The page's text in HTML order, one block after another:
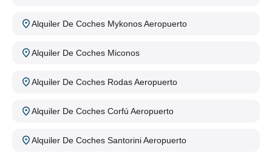
Alquiler De Coches Mykonos Aeropuerto
Alquiler De Coches Miconos
Alquiler De Coches Rodas Aeropuerto
Alquiler De Coches Corfú Aeropuerto
Alquiler De Coches Santorini Aeropuerto